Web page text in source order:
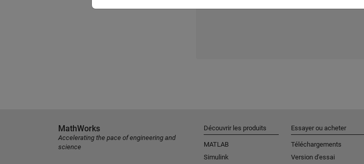
MathWorks
Accelerating the pace of engineering and
science
Découvrir les produits
MATLAB
Simulink
Essayer ou acheter
Téléchargements
Version d'essai